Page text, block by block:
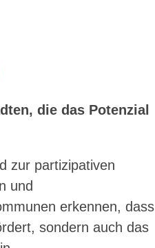
die das Potenzial
zur partizipativen
und
erkennen, dass
sondern auch das